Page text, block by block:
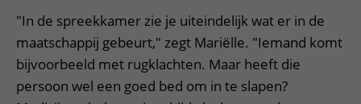
"In de spreekkamer zie je uiteindelijk wat er in de
maatschappij gebeurt," zegt Mariëlle. "Iemand komt
bijvoorbeeld met rugklachten. Maar heeft die
persoon wel een goed bed om in te slapen?